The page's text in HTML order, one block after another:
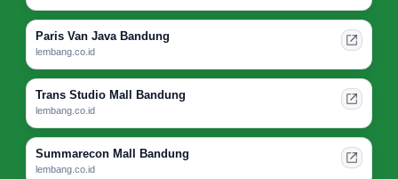
Paris Van Java Bandung
lembang.co.id
Trans Studio Mall Bandung
lembang.co.id
Summarecon Mall Bandung
lembang.co.id